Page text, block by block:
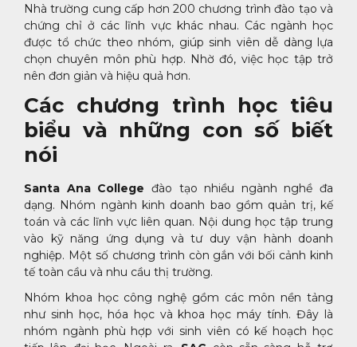
Nhà trường cung cấp hơn 200 chương trình đào tạo và
chứng chỉ ở các lĩnh vực khác nhau. Các ngành học
được tổ chức theo nhóm, giúp sinh viên dễ dàng lựa
chọn chuyên môn phù hợp. Nhờ đó, việc học tập trở
nên đơn giản và hiệu quả hơn.
Các chương trình học tiêu
biểu và những con số biết
nói
Santa Ana College đào tạo nhiều ngành nghề đa
dạng. Nhóm ngành kinh doanh bao gồm quản trị, kế
toán và các lĩnh vực liên quan. Nội dung học tập trung
vào kỹ năng ứng dụng và tư duy vận hành doanh
nghiệp. Một số chương trình còn gắn với bối cảnh kinh
tế toàn cầu và nhu cầu thị trường.
Nhóm khoa học công nghệ gồm các môn nền tảng
như sinh học, hóa học và khoa học máy tính. Đây là
nhóm ngành phù hợp với sinh viên có kế hoạch học